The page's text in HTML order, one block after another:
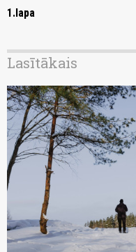
1.lapa
Lasītākais